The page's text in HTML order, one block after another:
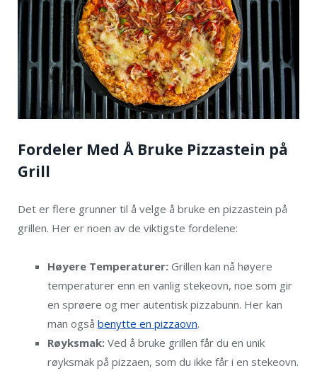
Fordeler Med Å Bruke Pizzastein på
Grill
Det er flere grunner til å velge å bruke en pizzastein på
grillen. Her er noen av de viktigste fordelene:
Høyere Temperaturer: Grillen kan nå høyere
temperaturer enn en vanlig stekeovn, noe som gir
en sprøere og mer autentisk pizzabunn. Her kan
man også benytte en pizzaovn.
Røyksmak: Ved å bruke grillen får du en unik
røyksmak på pizzaen, som du ikke får i en stekeovn.